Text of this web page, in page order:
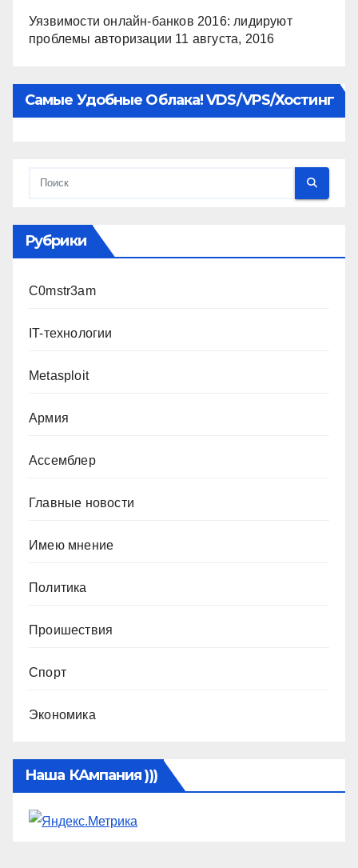
Уязвимости онлайн-банков 2016: лидируют
проблемы авторизации 11 августа, 2016
Самые Удобные Облака! VDS/VPS/хостинг
Рубрики
C0mstr3am
IT-технологии
Metasploit
Армия
Ассемблер
Главные новости
Имею мнение
Политика
Проишествия
Спорт
Экономика
Наша КАмпания )))